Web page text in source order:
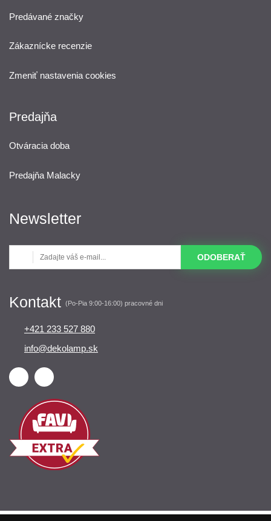
Predávané značky
Zákaznícke recenzie
Zmeniť nastavenia cookies
Predajňa
Otváracia doba
Predajňa Malacky
Newsletter
ODOBERAŤ
Kontakt (Po-Pia 9:00-16:00) pracovné dni
+421 233 527 880
info@dekolamp.sk